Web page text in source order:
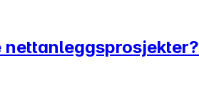
nettanleggsprosjekter?